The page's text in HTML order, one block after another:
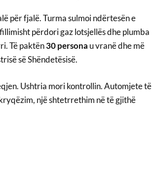
për fjalë. Turma sulmoi ndërtesën e
përdori gaz lotsjellës dhe plumba
Të paktën30 persona u vranë dhe më
së Shëndetësisë.
Ushtria mori kontrollin. Automjete të
një shtetrrethim në të gjithë